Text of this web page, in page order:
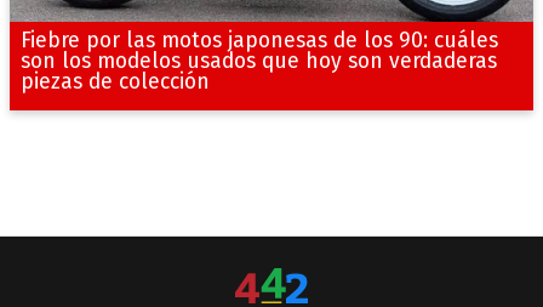
Fiebre por las motos japonesas de los 90: cuáles
son los modelos usados que hoy son verdaderas
piezas de colección